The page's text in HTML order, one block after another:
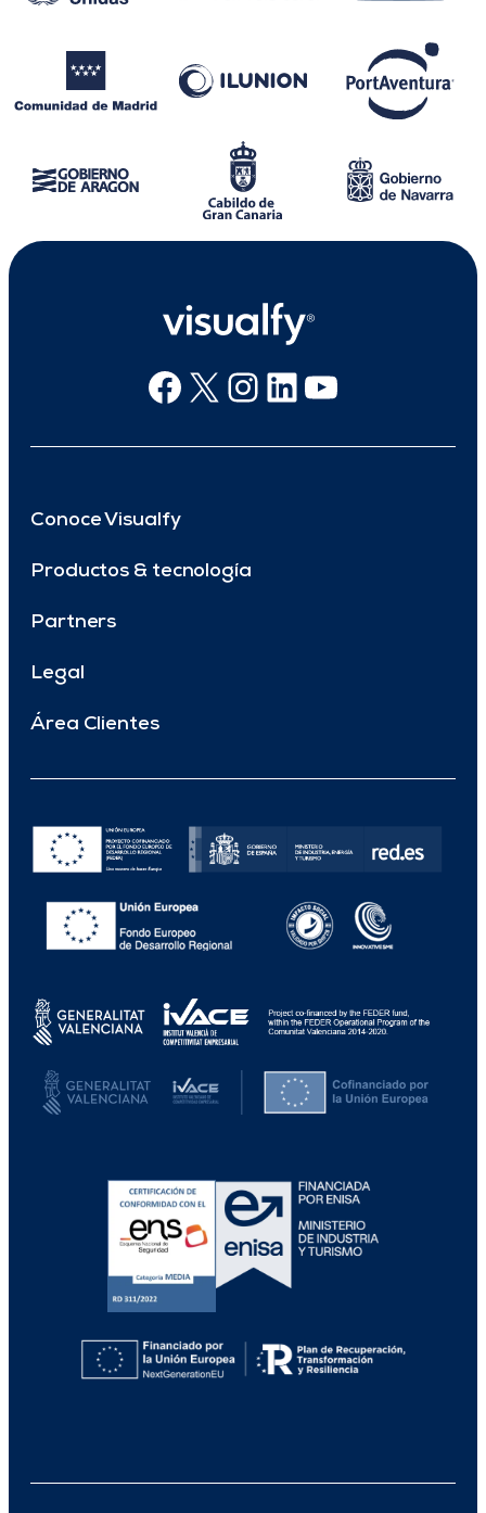
Facebook
X Instagram
Linkedin
Youtube
Conoce Visualfy
Productos & tecnología
Partners
Legal
Área Clientes